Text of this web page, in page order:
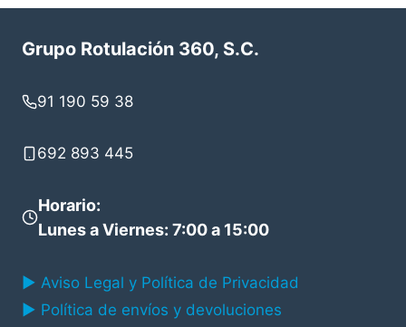
Grupo Rotulación 360, S.C.
91 190 59 38
692 893 445
Horario:
Lunes a Viernes: 7:00 a 15:00
▶ Aviso Legal y Política de Privacidad
▶ Política de envíos y devoluciones